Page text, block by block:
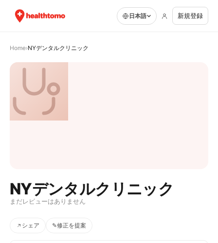
日本語 新規登録
Home›NYデンタルクリニック
NYデンタルクリニック
まだレビューはありません
シェア ✎修正を提案